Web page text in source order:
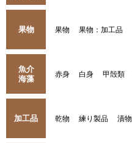
果物 果物 果物：加工品
魚介
海藻
赤身 白身 甲殻類
加工品 乾物 練り製品 漬物